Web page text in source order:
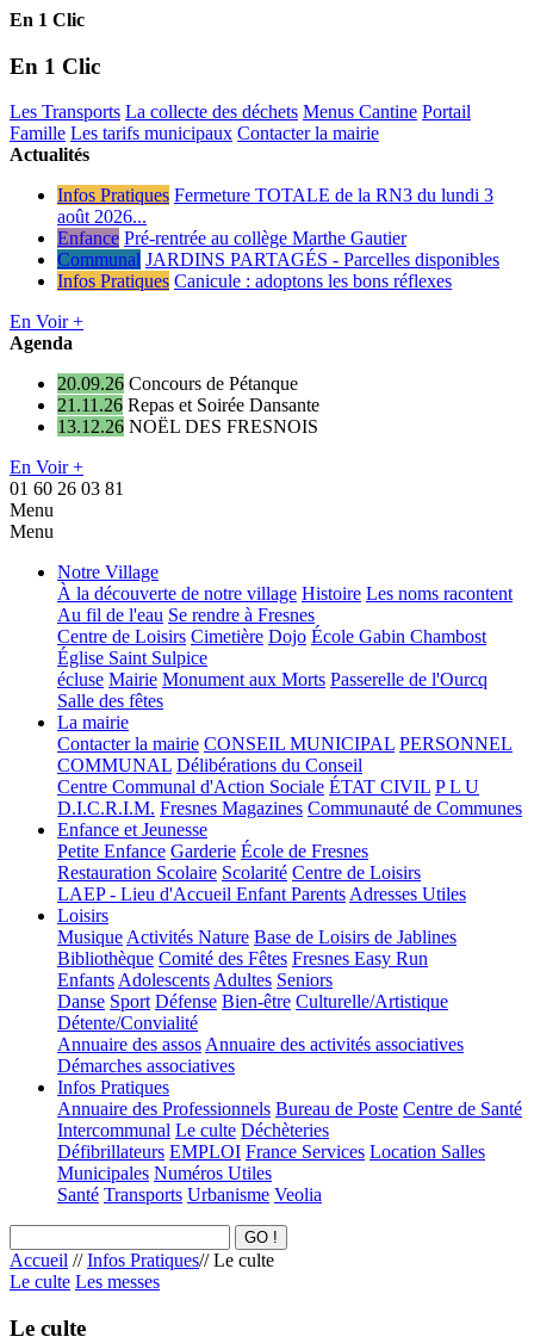
En 1 Clic
En 1 Clic
Les Transports La collecte des déchets Menus Cantine Portail
Famille Les tarifs municipaux Contacter la mairie
Actualités
Infos Pratiques Fermeture TOTALE de la RN3 du lundi 3
août 2026...
Enfance Pré-rentrée au collège Marthe Gautier
Communal JARDINS PARTAGÉS - Parcelles disponibles
Infos Pratiques Canicule : adoptons les bons réflexes
En Voir +
Agenda
20.09.26 Concours de Pétanque
21.11.26 Repas et Soirée Dansante
13.12.26 NOËL DES FRESNOIS
En Voir +
01 60 26 03 81
Menu
Menu
Notre Village
À la découverte de notre village Histoire Les noms racontent
Au fil de l'eau Se rendre à Fresnes
Centre de Loisirs Cimetière Dojo École Gabin Chambost
Église Saint Sulpice
écluse Mairie Monument aux Morts Passerelle de l'Ourcq
Salle des fêtes
La mairie
Contacter la mairie CONSEIL MUNICIPAL PERSONNEL
COMMUNAL Délibérations du Conseil
Centre Communal d'Action Sociale ÉTAT CIVIL P L U
D.I.C.R.I.M. Fresnes Magazines Communauté de Communes
Enfance et Jeunesse
Petite Enfance Garderie École de Fresnes
Restauration Scolaire Scolarité Centre de Loisirs
LAEP - Lieu d'Accueil Enfant ParentsAdresses Utiles
Loisirs
MusiqueActivités Nature Base de Loisirs de Jablines
Bibliothèque Comité des Fêtes Fresnes Easy Run
EnfantsAdolescentsAdultes Seniors
Danse Sport Défense Bien-être Culturelle/Artistique
Détente/Convialité
Annuaire des assosAnnuaire des activités associatives
Démarches associatives
Infos Pratiques
Annuaire des Professionnels Bureau de Poste Centre de Santé
Intercommunal Le culte Déchèteries
Défibrillateurs EMPLOI France Services Location Salles
Municipales Numéros Utiles
Santé Transports Urbanisme Veolia
Accueil // Infos Pratiques// Le culte
Le culte Les messes
Le culte